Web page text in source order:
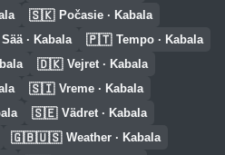
🇸🇰 Počasie · Kabala
Sää · Kabala 🇵🇹 Tempo · Kabala
🇩🇰 Vejret · Kabala
🇸🇮 Vreme · Kabala
🇸🇪 Vädret · Kabala
🇬🇧🇺🇸 Weather · Kabala